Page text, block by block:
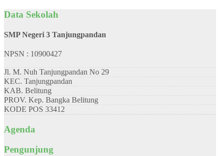
Data Sekolah
SMP Negeri 3 Tanjungpandan
NPSN : 10900427
Jl. M. Nuh Tanjungpandan No 29
KEC. Tanjungpandan
KAB. Belitung
PROV. Kep. Bangka Belitung
KODE POS 33412
Agenda
Pengunjung